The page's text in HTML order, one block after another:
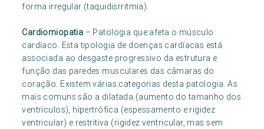
forma irregular (taquidisrritmia).
Cardiomiopatia – Patologia que afeta o músculo
cardíaco. Esta tipologia de doenças cardíacas está
associada ao desgaste progressivo da estrutura e
função das paredes musculares das câmaras do
coração. Existem várias categorias desta patologia. As
mais comuns são a dilatada (aumento do tamanho dos
ventrículos), hipertrófica (espessamento e rigidez
ventricular) e restritiva (rigidez ventricular, mas sem